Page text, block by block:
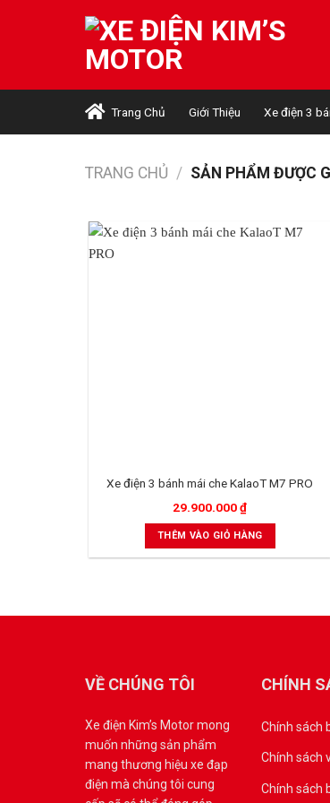
Trang Chủ Giới Thiệu Xe điện 3
TRANG CHỦ / SẢN PHẨM ĐƯỢC
Xe điện 3 bánh mái che KalaoT M7 PRO
29.900.000₫
THÊM VÀO GIỎ HÀNG
VỀ CHÚNG TÔI
Xe điện Kim’s Motor mong
muốn những sản phẩm
mang thương hiệu xe đạp
điện mà chúng tôi cung
CHÍNH
Chính sách
Chính sách
Chính sách